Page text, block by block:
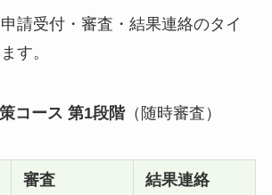
請受付・審査・結果連絡のタイ
す。
コース 第1段階（随時審査）
審査 結果連絡